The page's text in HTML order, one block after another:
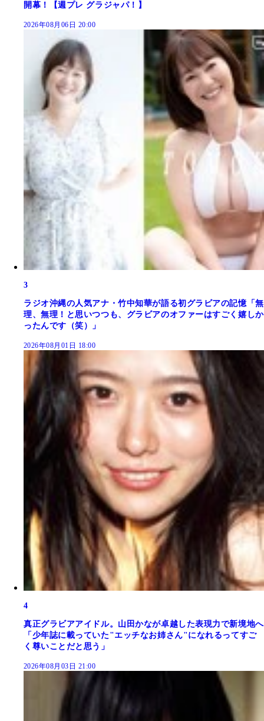
開幕！【週プレ グラジャパ！】
2026年08月06日 20:00
3
ラジオ沖縄の人気アナ・竹中知華が語る初グラビアの記憶「無
理、無理！と思いつつも、グラビアのオファーはすごく嬉しか
ったんです（笑）」
2026年08月01日 18:00
4
真正グラビアアイドル。山田かなが卓越した表現力で新境地へ
「少年誌に載っていた"エッチなお姉さん"になれるってすご
く尊いことだと思う」
2026年08月03日 21:00